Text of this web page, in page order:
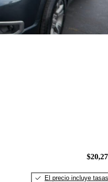
El precio incluye tasas